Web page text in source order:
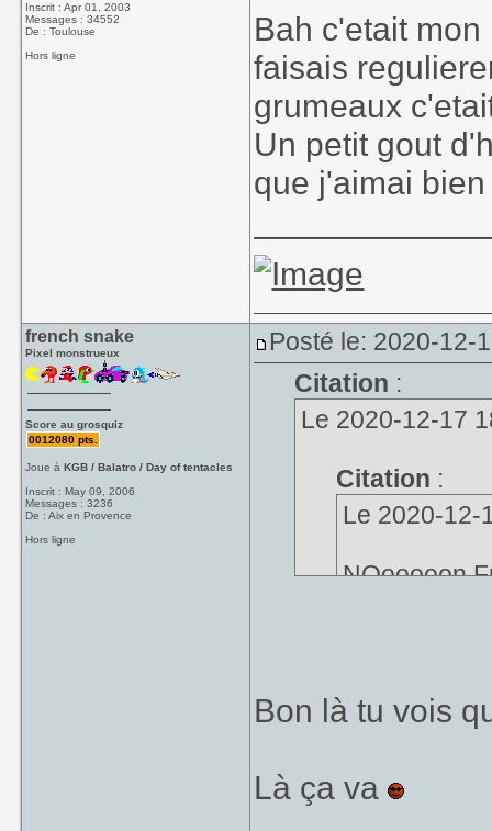
Inscrit : Apr 01, 2003
Messages : 34552
De : Toulouse
Hors ligne
Bah c'etait
faisais
grumeaux
Un petit gout
que j'aimai
french snake
Pixel monstrueux
Score au grosquiz
0012080 pts.
Joue àKGB / Balatro / Day of tentacles
Inscrit : May 09, 2006
Messages : 3236
De : Aix en Provence
Hors ligne
Posté le: 2020-12-
Citation :
Le 2020-12-17
Citation :
Le 2020-12-
NOooooon
Bon, ben dans
Robert, tu nous
Bon là tu vois
Là ça va